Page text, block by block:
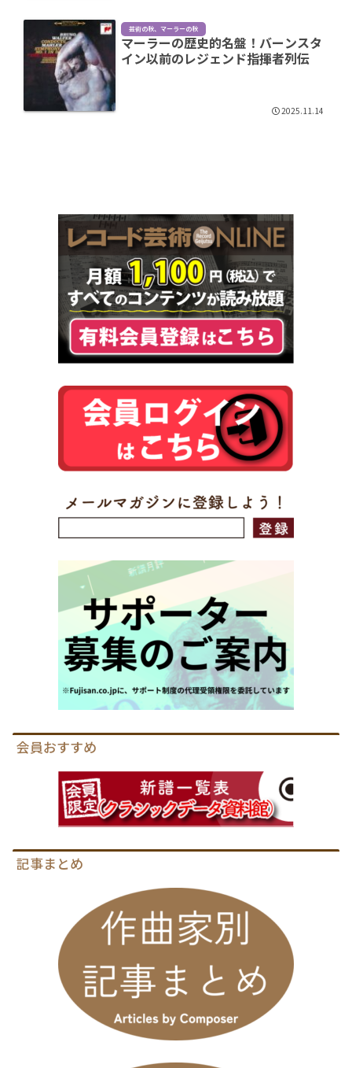
芸術の秋、マーラーの秋
マーラーの歴史的名盤！バーンスタ
イン以前のレジェンド指揮者列伝
2025.11.14
会員おすすめ
記事まとめ